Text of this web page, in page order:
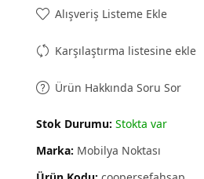
Alışveriş Listeme Ekle
Karşılaştırma listesine ekle
Ürün Hakkında Soru Sor
Stok Durumu: Stokta var
Marka: Mobilya Noktası